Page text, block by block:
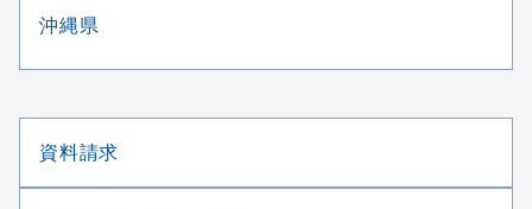
沖縄県
資料請求